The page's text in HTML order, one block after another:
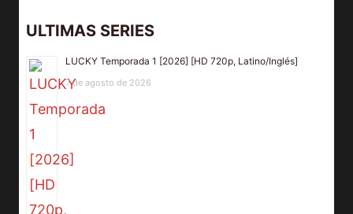
ULTIMAS SERIES
LUCKY Temporada 1 [2026] [HD 720p, Latino/Inglés]
7 de agosto de 2026